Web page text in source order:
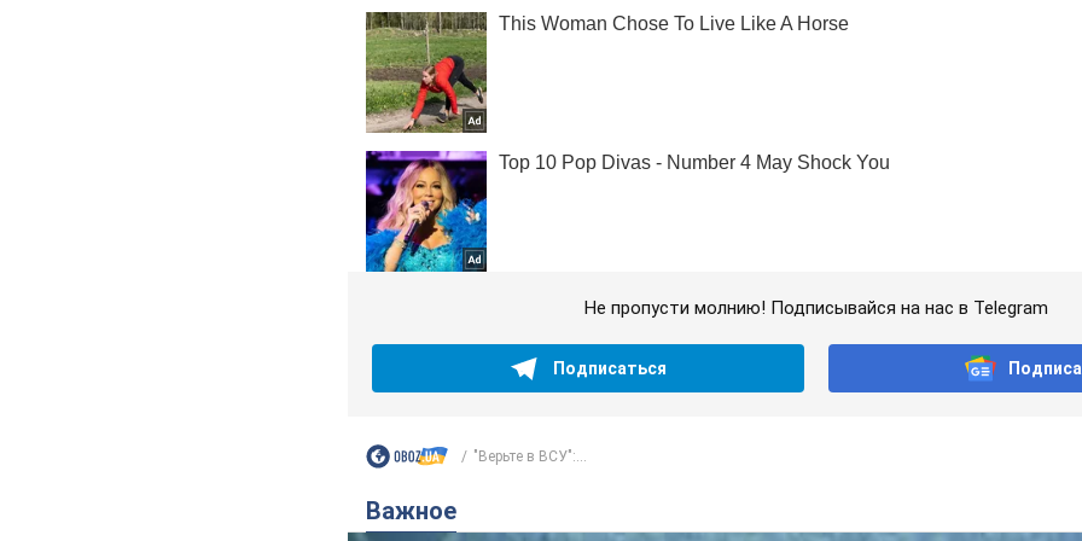
Не пропусти молнию! Подписывайся на нас в Telegram
Подписаться
"Верьте в ВСУ":...
Важное